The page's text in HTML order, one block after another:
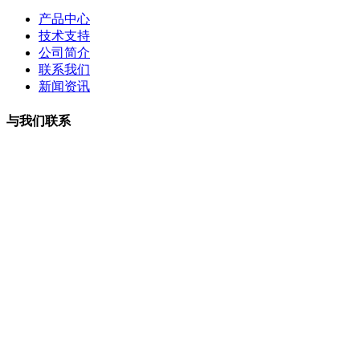
产品中心
技术支持
公司简介
联系我们
新闻资讯
与我们联系